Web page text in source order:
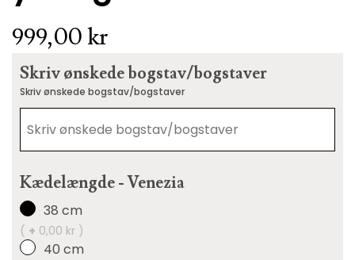
999,00 kr
Skriv ønskede bogstav/bogstaver
Skriv ønskede bogstav/bogstaver
Kædelængde - Venezia
38 cm
( + 0,00 kr )
40 cm